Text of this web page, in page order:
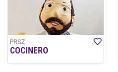
PRSZ
COCINERO